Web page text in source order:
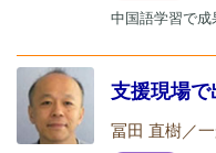
中国語学習で成
支援現場で
冨田 直樹／